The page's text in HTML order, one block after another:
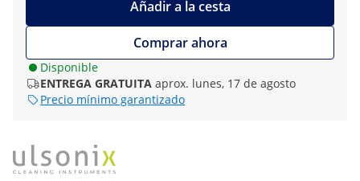
Añadir a la cesta
Comprar ahora
Disponible
ENTREGA GRATUITA aprox. lunes, 17 de agosto
Precio mínimo garantizado